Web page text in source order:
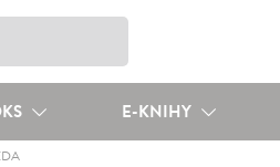
E-KNIHY